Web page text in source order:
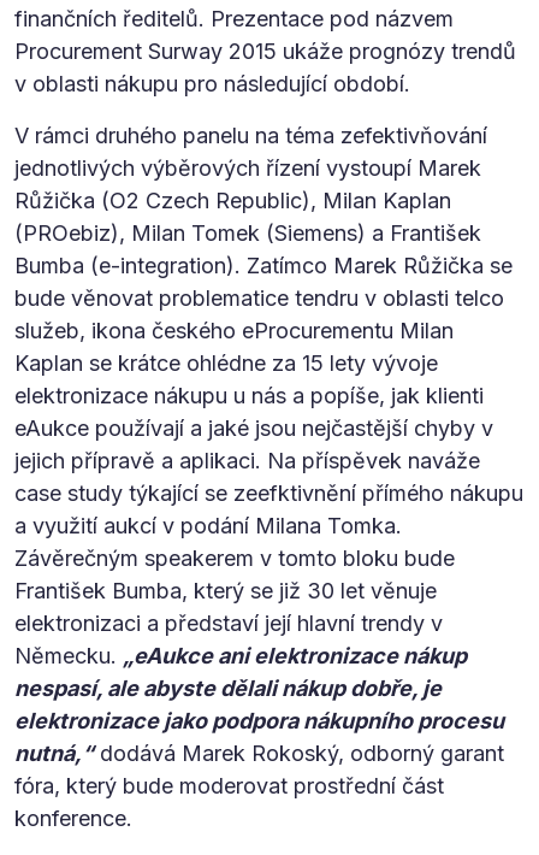
finančních ředitelů. Prezentace pod názvem
Procurement Surway 2015 ukáže prognózy trendů
v oblasti nákupu pro následující období.
V rámci druhého panelu na téma zefektivňování
jednotlivých výběrových řízení vystoupí Marek
Růžička (O2 Czech Republic), Milan Kaplan
(PROebiz), Milan Tomek (Siemens) a František
Bumba (e-integration). Zatímco Marek Růžička se
bude věnovat problematice tendru v oblasti telco
služeb, ikona českého eProcurementu Milan
Kaplan se krátce ohlédne za 15 lety vývoje
elektronizace nákupu u nás a popíše, jak klienti
eAukce používají a jaké jsou nejčastější chyby v
jejich přípravě a aplikaci. Na příspěvek naváže
case study týkající se zeefktivnění přímého nákupu
a využití aukcí v podání Milana Tomka.
Závěrečným speakerem v tomto bloku bude
František Bumba, který se již 30 let věnuje
elektronizaci a představí její hlavní trendy v
Německu. „eAukce ani elektronizace nákup
nespasí, ale abyste dělali nákup dobře, je
elektronizace jako podpora nákupního procesu
nutná,“dodává Marek Rokoský, odborný garant
fóra, který bude moderovat prostřední část
konference.